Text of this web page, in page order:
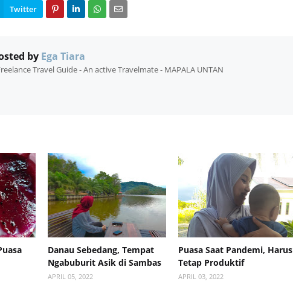
by Ega Tiara
Travel Guide - An active Travelmate - MAPALA UNTAN
Danau Sebedang, Tempat
Ngabuburit Asik di Sambas
APRIL 05, 2022
Puasa Saat Pandemi, Harus
Tetap Produktif
APRIL 03, 2022